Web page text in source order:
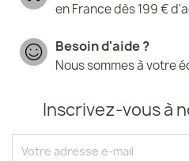
en France dès 199 €
Besoin d'aide ?
Nous sommes à votre
Inscrivez-vous à